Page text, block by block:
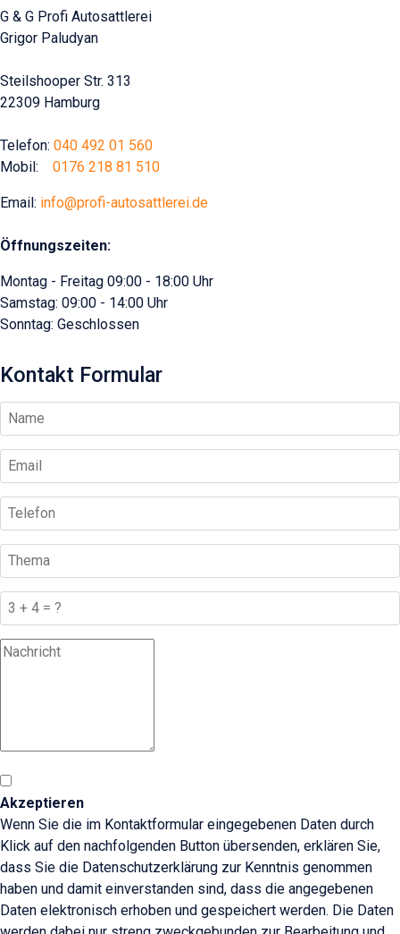
G & G Profi Autosattlerei
Grigor Paludyan
Steilshooper Str. 313
22309 Hamburg
Telefon: 040 492 01 560
Mobil: 0176 218 81 510
Email: info@profi-autosattlerei.de
Öffnungszeiten:
Montag - Freitag 09:00 - 18:00 Uhr
Samstag: 09:00 - 14:00 Uhr
Sonntag: Geschlossen
Kontakt Formular
Akzeptieren
Wenn Sie die im Kontaktformular eingegebenen Daten durch
Klick auf den nachfolgenden Button übersenden, erklären Sie,
dass Sie die Datenschutzerklärung zur Kenntnis genommen
haben und damit einverstanden sind, dass die angegebenen
Daten elektronisch erhoben und gespeichert werden. Die Daten